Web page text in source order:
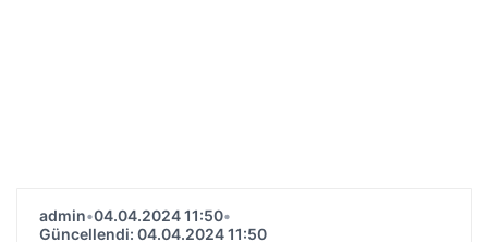
admin•04.04.2024 11:50•
Güncellendi: 04.04.2024 11:50